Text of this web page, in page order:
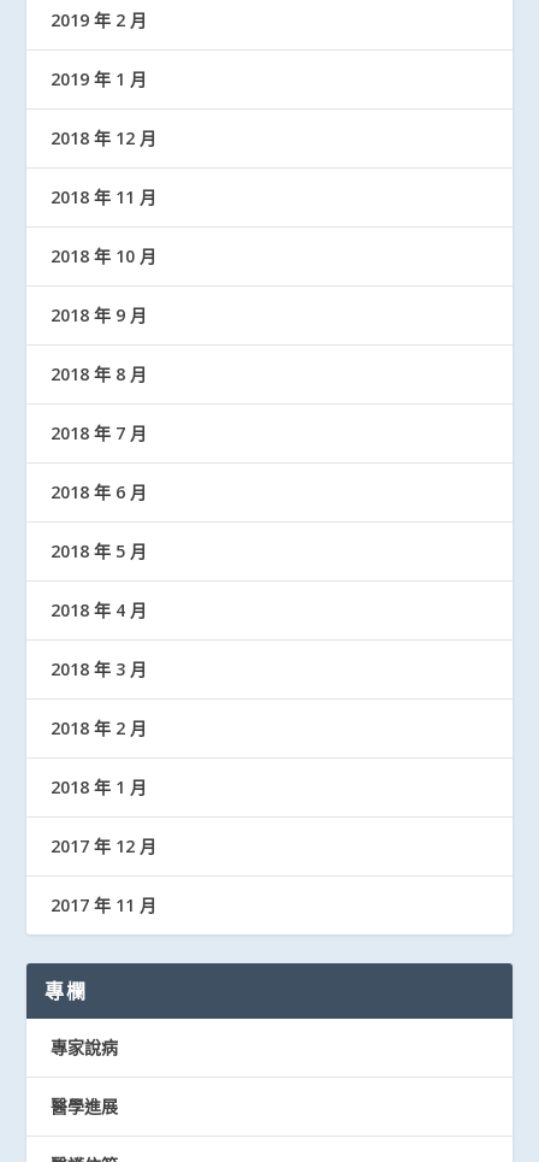
2019 年 2 月
2019 年 1 月
2018 年 12 月
2018 年 11 月
2018 年 10 月
2018 年 9 月
2018 年 8 月
2018 年 7 月
2018 年 6 月
2018 年 5 月
2018 年 4 月
2018 年 3 月
2018 年 2 月
2018 年 1 月
2017 年 12 月
2017 年 11 月
專欄
專家說病
醫學進展